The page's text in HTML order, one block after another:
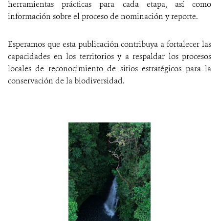
INFORME ANUAL WCS
DONA
herramientas prácticas para cada etapa, así como
información sobre el proceso de nominación y reporte.
Esperamos que esta publicación contribuya a fortalecer las
capacidades en los territorios y a respaldar los procesos
locales de reconocimiento de sitios estratégicos para la
conservación de la biodiversidad.